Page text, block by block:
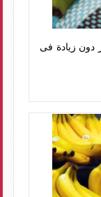
دون زيادة فى